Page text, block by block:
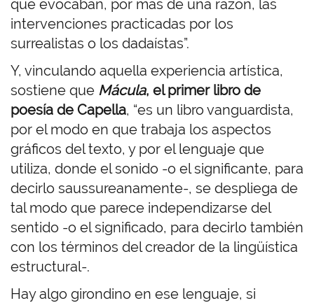
que evocaban, por más de una razón, las
intervenciones practicadas por los
surrealistas o los dadaístas”.
Y, vinculando aquella experiencia artística,
sostiene que Mácula, el primer libro de
poesía de Capella, “es un libro vanguardista,
por el modo en que trabaja los aspectos
gráficos del texto, y por el lenguaje que
utiliza, donde el sonido -o el significante, para
decirlo saussureanamente-, se despliega de
tal modo que parece independizarse del
sentido -o el significado, para decirlo también
con los términos del creador de la lingüística
estructural-.
Hay algo girondino en ese lenguaje, si